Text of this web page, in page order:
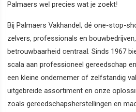
Palmaers wel precies wat je zoekt!
Bij Palmaers Vakhandel, dé one-stop-
zelvers, professionals en
betrouwbaarheid centraal. Sinds 1967
scala aan professioneel gereedschap
een kleine ondernemer of zelfstandig
uitgebreide assortiment en onze
zoals gereedschapsherstellingen en